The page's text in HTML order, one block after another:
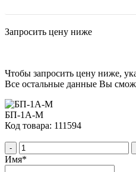
Запросить цену ниже
Чтобы запросить цену ниже,
Все остальные данные Вы
БП-1А-М
Код товара: 111594
-
Имя*